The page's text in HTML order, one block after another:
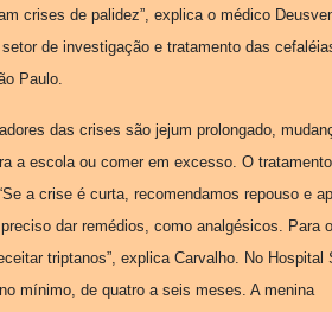
crises de palidez”, explica o médico
de investigação e tratamento das
Paulo.
das crises são jejum prolongado,
a escola ou comer em excesso. O
a crise é curta, recomendamos repouso e
dar remédios, como analgésicos. Para
triptanos”, explica Carvalho. No Hospital
mínimo, de quatro a seis meses. A menina